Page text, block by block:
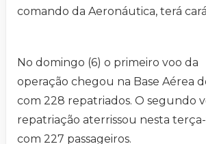
comando da Aeronáutica, terá
No domingo (6) o primeiro voo da
operação chegou na Base Aérea
com 228 repatriados. O segundo
repatriação aterrissou nesta terça-
com 227 passageiros.